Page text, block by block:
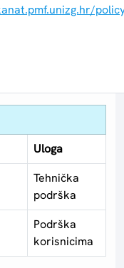
Uloga
Tehnička
podrška
Podrška
korisnicima